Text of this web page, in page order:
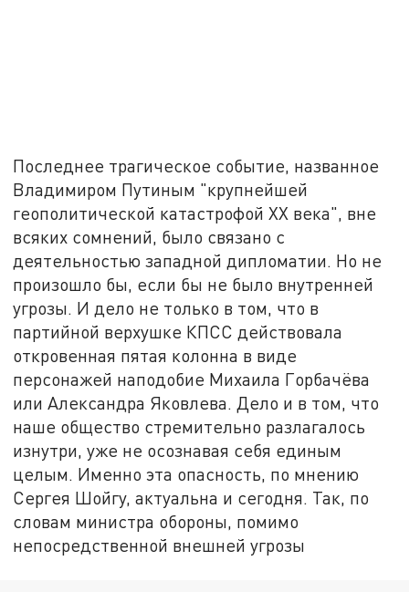
Последнее трагическое событие, названное
Владимиром Путиным "крупнейшей
геополитической катастрофой XX века", вне
всяких сомнений, было связано с
деятельностью западной дипломатии. Но не
произошло бы, если бы не было внутренней
угрозы. И дело не только в том, что в
партийной верхушке КПСС действовала
откровенная пятая колонна в виде
персонажей наподобие Михаила Горбачёва
или Александра Яковлева. Дело и в том, что
наше общество стремительно разлагалось
изнутри, уже не осознавая себя единым
целым. Именно эта опасность, по мнению
Сергея Шойгу, актуальна и сегодня. Так, по
словам министра обороны, помимо
непосредственной внешней угрозы